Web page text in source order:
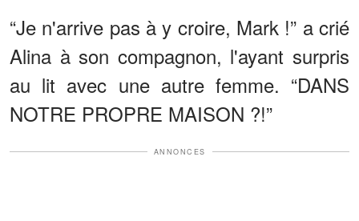
“Je n'arrive pas à y croire, Mark !” a crié
Alina à son compagnon, l'ayant surpris
au lit avec une autre femme. “DANS
NOTRE PROPRE MAISON ?!”
ANNONCES